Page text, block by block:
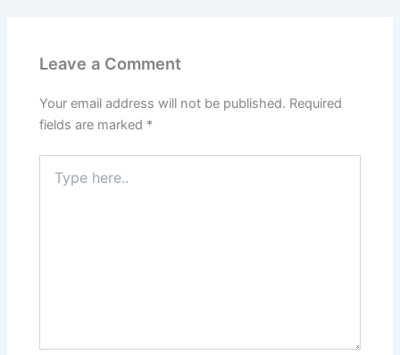
Leave a Comment
Your email address will not be published. Required
fields are marked *
here..